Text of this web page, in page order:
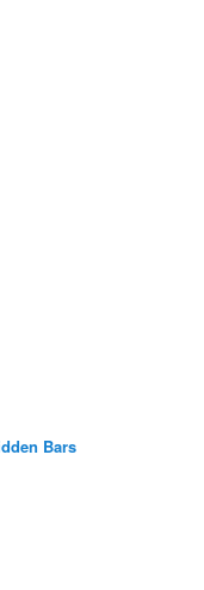
Bars